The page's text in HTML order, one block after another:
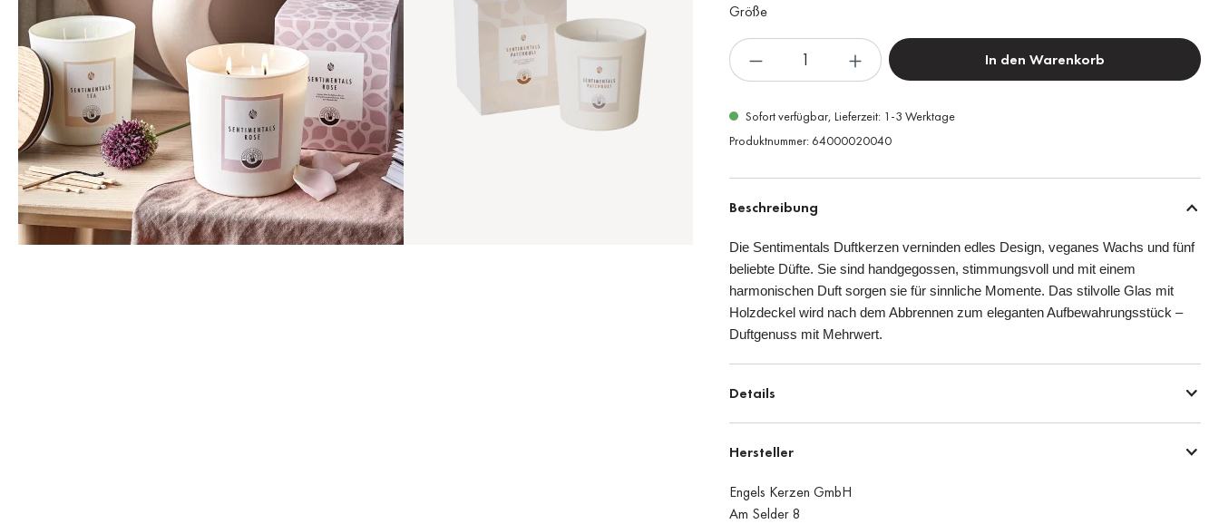
Größe
In den Warenkorb
Sofort verfügbar, Lieferzeit: 1-3 Werktage
Produktnummer: 64000020040
Beschreibung
Die Sentimentals Duftkerzen verninden edles Design, veganes Wachs und fünf
beliebte Düfte. Sie sind handgegossen, stimmungsvoll und mit einem
harmonischen Duft sorgen sie für sinnliche Momente. Das stilvolle Glas mit
Holzdeckel wird nach dem Abbrennen zum eleganten Aufbewahrungsstück –
Duftgenuss mit Mehrwert.
Details
Hersteller
Engels Kerzen GmbH
Am Selder 8